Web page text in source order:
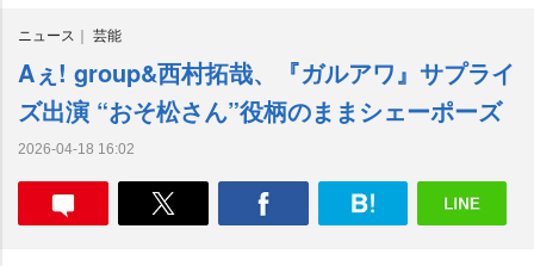
ニュース 芸能
Aぇ! group&西村拓哉、『ガルアワ』サプライ
ズ出演 “おそ松さん”役柄のままシェーポーズ
2026-04-18 16:02